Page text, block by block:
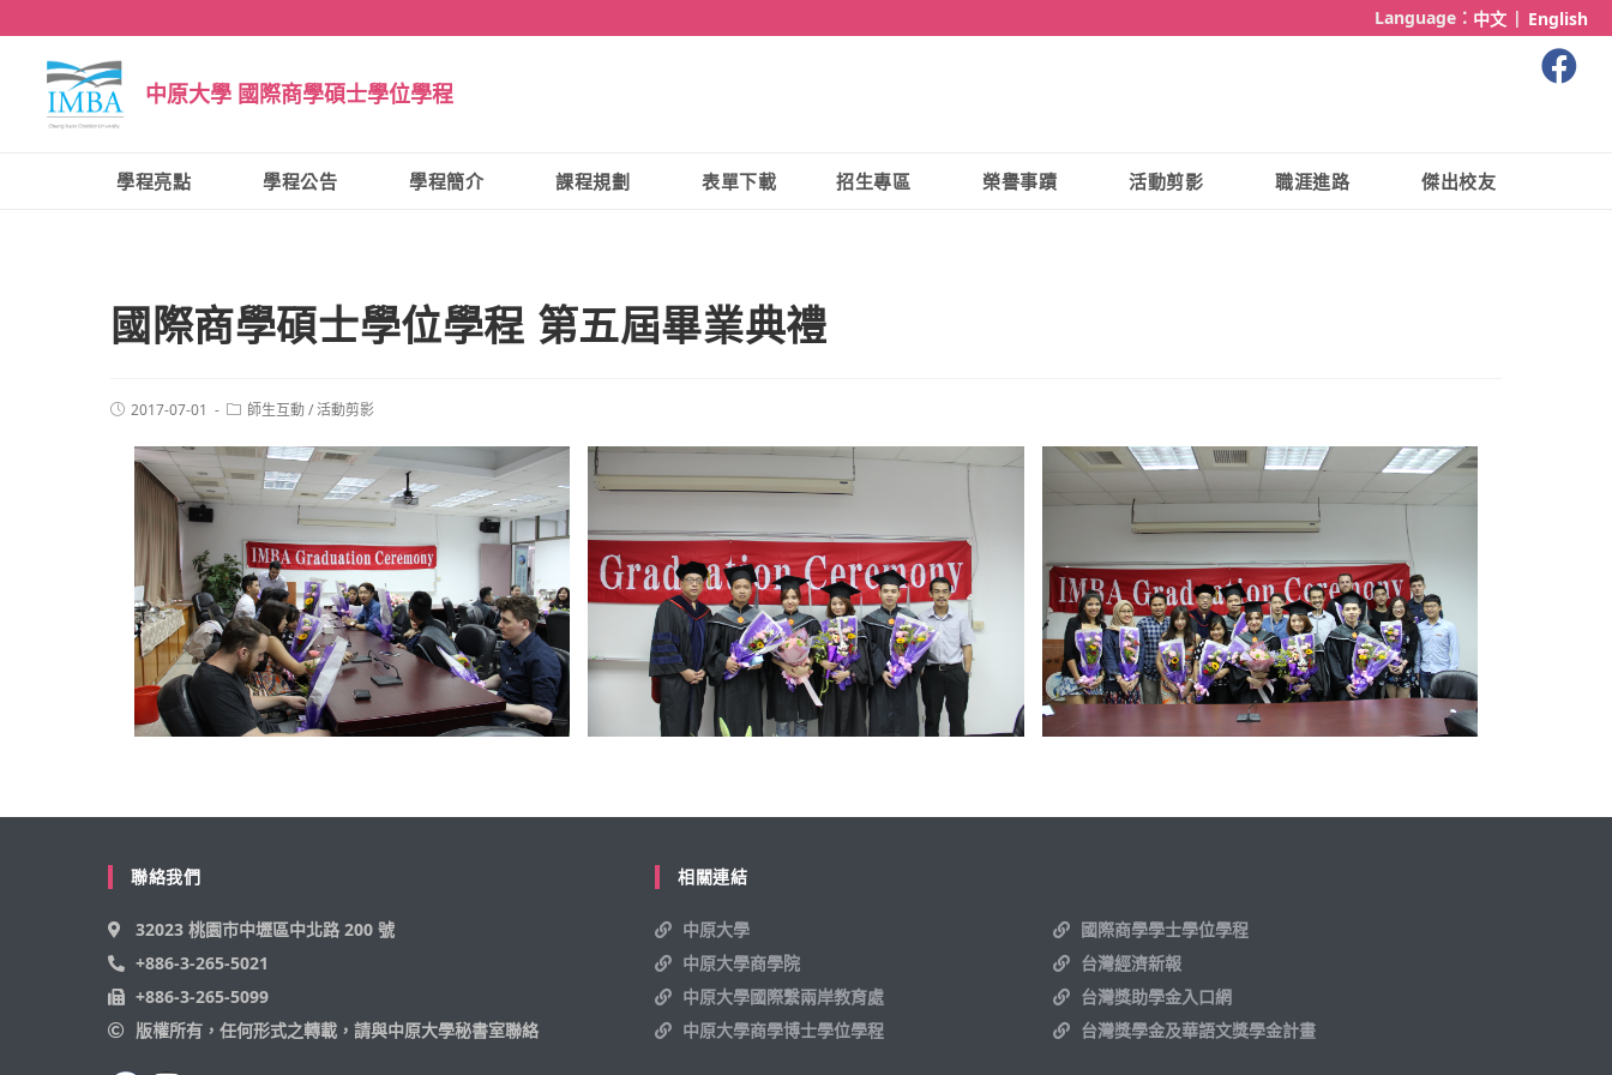
Language： 中文 | English
中原大學 國際商學碩士學位學程
學程亮點 學程公告 學程簡介 課程規劃 表單下載 招生專區 榮譽事蹟 活動剪影 職涯進路 傑出校友
國際商學碩士學位學程 第五屆畢業典禮
2017-07-01 師生互動/活動剪影
聯絡我們
32023 桃園市中壢區中北路 200 號
+886-3-265-5021
+886-3-265-5099
版權所有，任何形式之轉載，請與中原大學秘書室聯絡
相關連結
中原大學
中原大學商學院
中原大學國際繫兩岸教育處
中原大學商學博士學位學程
國際商學學士學位學程
台灣經濟新報
台灣獎助學金入口網
台灣獎學金及華語文獎學金計畫